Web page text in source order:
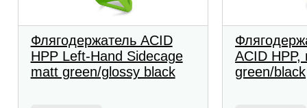
Флягодержатель ACID
HPP Left-Hand Sidecage
matt green/glossy black
ACID HPP,
green/black